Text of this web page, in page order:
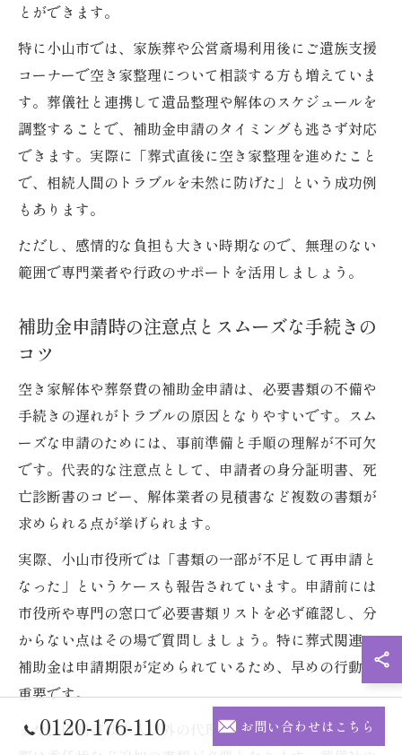
とができます。
特に小山市では、家族葬や公営斎場利用後にご遺族支援
コーナーで空き家整理について相談する方も増えていま
す。葬儀社と連携して遺品整理や解体のスケジュールを
調整することで、補助金申請のタイミングも逃さず対応
できます。実際に「葬式直後に空き家整理を進めたこと
で、相続人間のトラブルを未然に防げた」という成功例
もあります。
ただし、感情的な負担も大きい時期なので、無理のない
範囲で専門業者や行政のサポートを活用しましょう。
補助金申請時の注意点とスムーズな手続きの
コツ
空き家解体や葬祭費の補助金申請は、必要書類の不備や
手続きの遅れがトラブルの原因となりやすいです。スム
ーズな申請のためには、事前準備と手順の理解が不可欠
です。代表的な注意点として、申請者の身分証明書、死
亡診断書のコピー、解体業者の見積書など複数の書類が
求められる点が挙げられます。
実際、小山市役所では「書類の一部が不足して再申請と
なった」というケースも報告されています。申請前には
市役所や専門の窓口で必要書類リストを必ず確認し、分
からない点はその場で質問しましょう。特に葬式関連の
補助金は申請期限が定められているため、早めの行動が
重要です。
また、申請書は本人以外の代理申請も可能ですが、その
0120-176-110 お問い合わせはこちら